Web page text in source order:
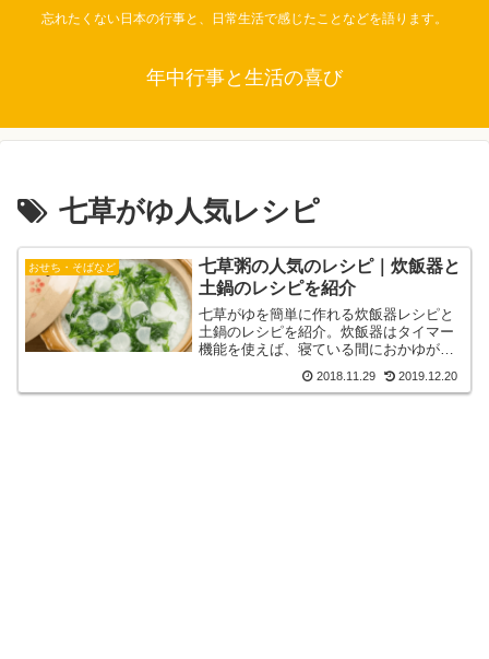
忘れたくない日本の行事と、日常生活で感じたことなどを語ります。
年中行事と生活の喜び
七草がゆ人気レシピ
おせち・そばなど
七草粥の人気のレシピ｜炊飯器と
土鍋のレシピを紹介
七草がゆを簡単に作れる炊飯器レシピと
土鍋のレシピを紹介。炊飯器はタイマー
機能を使えば、寝ている間におかゆが出
来上がります。お米から作るのでこんな
においしかったの？とぽっぺたが落ちる
2018.11.29 2019.12.20